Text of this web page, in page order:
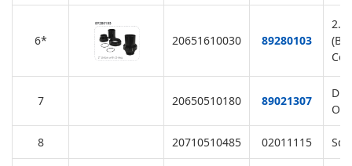
6* 20651610030 89280103
7 20650510180 89021307
O-
8 20710510485 02011115